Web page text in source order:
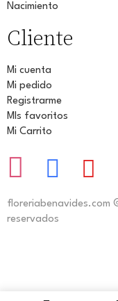
Nacimiento
Cliente
Mi cuenta
Mi pedido
Registrarme
MIs favoritos
Mi Carrito
floreriabenavides.com
reservados